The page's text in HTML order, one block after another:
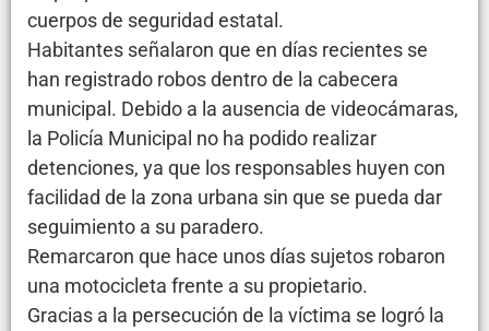
cuerpos de seguridad estatal.
Habitantes señalaron que en días recientes se
han registrado robos dentro de la cabecera
municipal. Debido a la ausencia de videocámaras,
la Policía Municipal no ha podido realizar
detenciones, ya que los responsables huyen con
facilidad de la zona urbana sin que se pueda dar
seguimiento a su paradero.
Remarcaron que hace unos días sujetos robaron
una motocicleta frente a su propietario.
Gracias a la persecución de la víctima se logró la